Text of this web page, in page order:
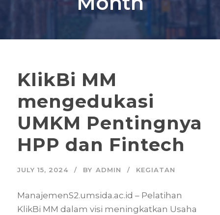
KlikBi MM
mengedukasi
UMKM Pentingnya
HPP dan Fintech
JULY 15, 2024 BY ADMIN KEGIATAN
ManajemenS2.umsida.ac.id – Pelatihan
KlikBi MM dalam visi meningkatkan Usaha